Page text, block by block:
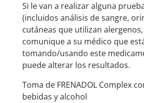
Si le van a realizar alguna
(incluidos análisis de sangre,
cutáneas que utilizan
comunique a su médico que
tomando/usando este
puede alterar los resultados.
Toma de FRENADOL Complex
bebidas y alcohol